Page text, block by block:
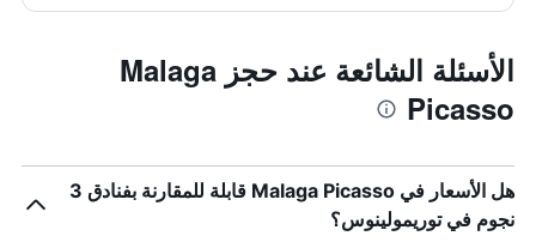
الأسئلة الشائعة عند حجز Malaga
Picasso
هل الأسعار في Malaga Picasso قابلة للمقارنة بفنادق 3
نجوم في توريمولينوس؟